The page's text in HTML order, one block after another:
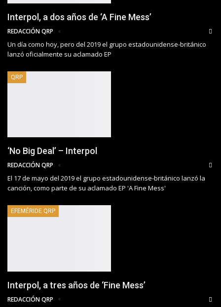
Interpol, a dos años de ‘A Fine Mess’
REDACCIÓN QRP
Un día como hoy, pero del 2019 el grupo estadounidense-británico
lanzó oficialmente su aclamado EP
QRP
‘No Big Deal’ – Interpol
REDACCIÓN QRP
El 17 de mayo del 2019 el grupo estadounidense-británico lanzó la
canción, como parte de su aclamado EP 'A Fine Mess'
EFEMÉRIDE QRP
Interpol, a tres años de ‘Fine Mess’
REDACCIÓN QRP